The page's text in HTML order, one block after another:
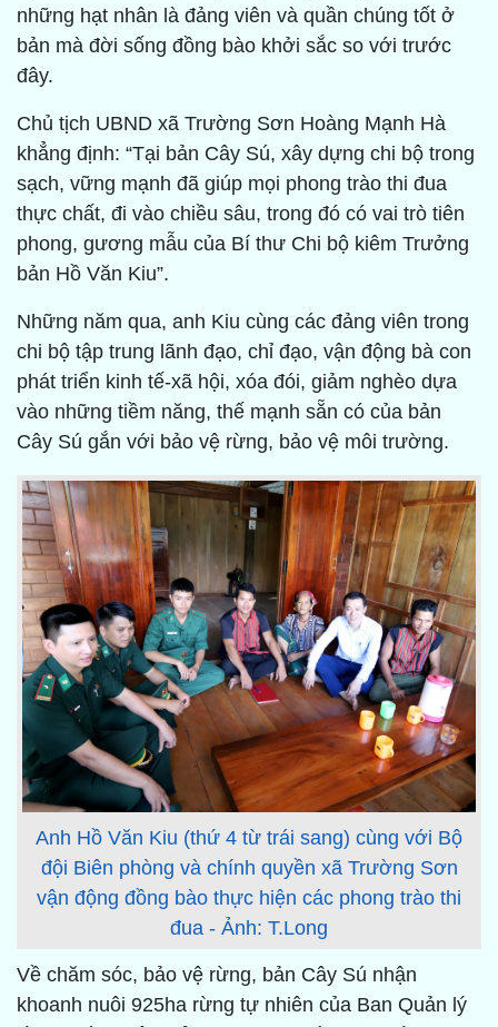
những hạt nhân là đảng viên và quần chúng tốt ở
bản mà đời sống đồng bào khởi sắc so với trước
đây.
Chủ tịch UBND xã Trường Sơn Hoàng Mạnh Hà
khẳng định: “Tại bản Cây Sú, xây dựng chi bộ trong
sạch, vững mạnh đã giúp mọi phong trào thi đua
thực chất, đi vào chiều sâu, trong đó có vai trò tiên
phong, gương mẫu của Bí thư Chi bộ kiêm Trưởng
bản Hồ Văn Kiu”.
Những năm qua, anh Kiu cùng các đảng viên trong
chi bộ tập trung lãnh đạo, chỉ đạo, vận động bà con
phát triển kinh tế-xã hội, xóa đói, giảm nghèo dựa
vào những tiềm năng, thế mạnh sẵn có của bản
Cây Sú gắn với bảo vệ rừng, bảo vệ môi trường.
Anh Hồ Văn Kiu (thứ 4 từ trái sang) cùng với Bộ
đội Biên phòng và chính quyền xã Trường Sơn
vận động đồng bào thực hiện các phong trào thi
đua - Ảnh: T.Long
Về chăm sóc, bảo vệ rừng, bản Cây Sú nhận
khoanh nuôi 925ha rừng tự nhiên của Ban Quản lý